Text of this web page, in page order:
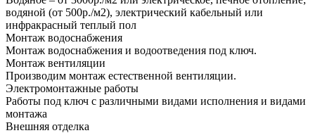
водяной (от 500р./м2), электрический кабельный или
инфракрасный теплый пол
Монтаж водоснабжения
Монтаж водоснабжения и водоотведения под ключ.
Монтаж вентиляции
Производим монтаж естественной вентиляции.
Электромонтажные работы
Работы под ключ с различными видами исполнения и видами
монтажа
Внешняя отделка